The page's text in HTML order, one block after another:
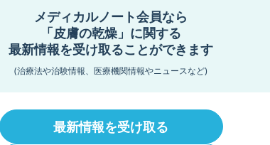
メディカルノート会員なら
「皮膚の乾燥」に関する
最新情報を受け取ることができます
(治療法や治験情報、医療機関情報やニュースなど)
最新情報を受け取る